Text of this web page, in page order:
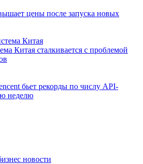
цены после запуска новых
Китая сталкивается с проблемой
бьет рекорды по числу API-
неделю
новости